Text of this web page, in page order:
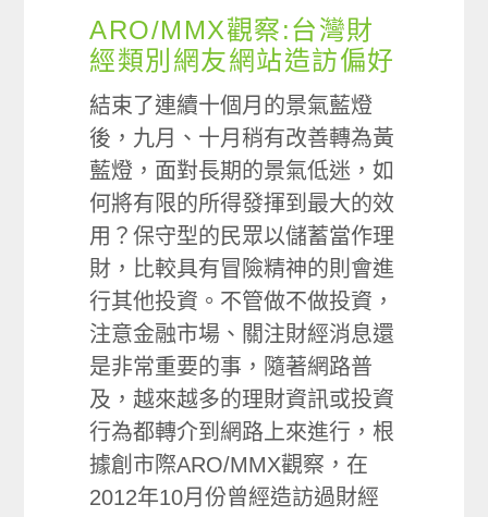
ARO/MMX觀察:台灣財
經類別網友網站造訪偏好
結束了連續十個月的景氣藍燈
後，九月、十月稍有改善轉為黃
藍燈，面對長期的景氣低迷，如
何將有限的所得發揮到最大的效
用？保守型的民眾以儲蓄當作理
財，比較具有冒險精神的則會進
行其他投資。不管做不做投資，
注意金融市場、關注財經消息還
是非常重要的事，隨著網路普
及，越來越多的理財資訊或投資
行為都轉介到網路上來進行，根
據創市際ARO/MMX觀察，在
2012年10月份曾經造訪過財經